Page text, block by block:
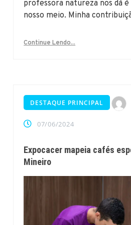
professora natureza nos dá
nosso meio. Minha
Continue Lendo...
DESTAQUE PRINCIPAL
07/06/2024
Expocacer mapeia cafés
Mineiro